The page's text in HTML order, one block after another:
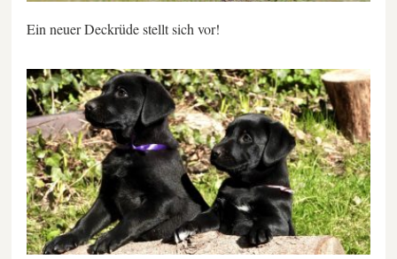
Ein neuer Deckrüde stellt sich vor!